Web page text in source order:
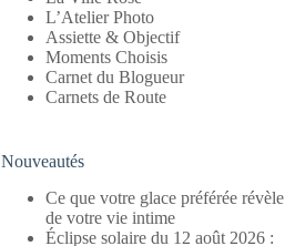
L’Atelier Photo
Assiette & Objectif
Moments Choisis
Carnet du Blogueur
Carnets de Route
Nouveautés
Ce que votre glace préférée révèle
de votre vie intime
Éclipse solaire du 12 août 2026 :